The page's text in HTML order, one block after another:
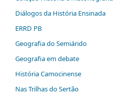
Diálogos da História Ensinada
ERRD PB
Geografia do Semiárido
Geografia em debate
História Camocinense
Nas Trilhas do Sertão